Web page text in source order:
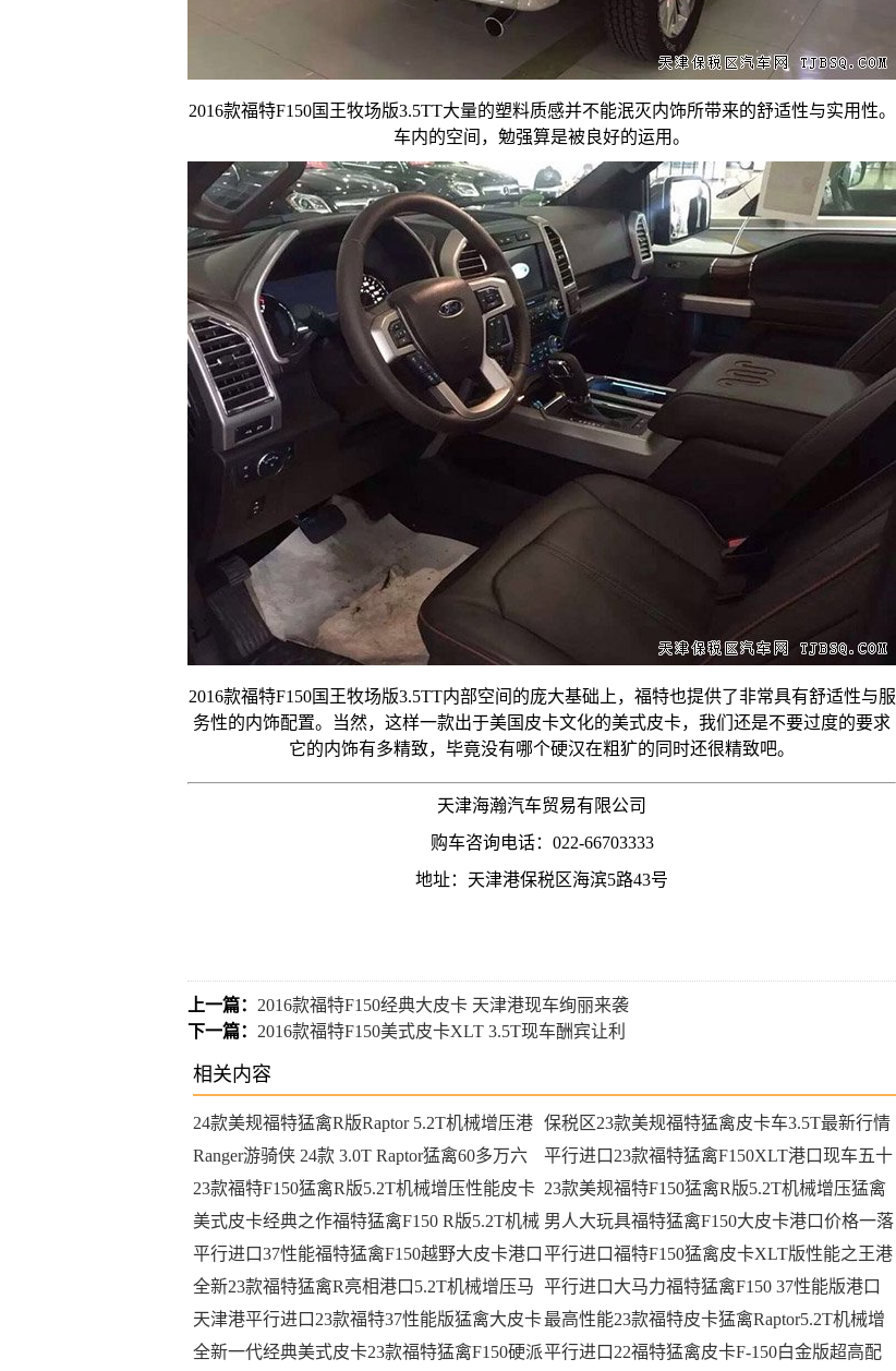
2016款福特F150国王牧场版3.5TT大量的塑料质感并不能泯灭内饰所带来的舒适性与实用性。
车内的空间，勉强算是被良好的运用。
2016款福特F150国王牧场版3.5TT内部空间的庞大基础上，福特也提供了非常具有舒适性与服
务性的内饰配置。当然，这样一款出于美国皮卡文化的美式皮卡，我们还是不要过度的要求
它的内饰有多精致，毕竟没有哪个硬汉在粗犷的同时还很精致吧。
天津海瀚汽车贸易有限公司
购车咨询电话：022-66703333
地址：天津港保税区海滨5路43号
上一篇： 2016款福特F150经典大皮卡 天津港现车绚丽来袭
下一篇： 2016款福特F150美式皮卡XLT 3.5T现车酬宾让利
相关内容
24款美规福特猛禽R版Raptor 5.2T机械增压港
口国六现车
保税区23款美规福特猛禽皮卡车3.5T最新行情
86万什么配置行情
Ranger游骑侠 24款 3.0T Raptor猛禽60多万六
月底交车接受预定
平行进口23款福特猛禽F150XLT港口现车五十
多万入手大皮卡
23款福特F150猛禽R版5.2T机械增压性能皮卡
港口最新行情
23款美规福特F150猛禽R版5.2T机械增压猛禽
系列最高性能港口最新行情
美式皮卡经典之作福特猛禽F150 R版5.2T机械
增压真男人大玩具
男人大玩具福特猛禽F150大皮卡港口价格一落
千丈可分期购车
平行进口37性能福特猛禽F150越野大皮卡港口
最新行情报价可分期
平行进口福特F150猛禽皮卡XLT版性能之王港
口现车可分期购车
全新23款福特猛禽R亮相港口5.2T机械增压马
力超过700匹霸王龙也得仰视
平行进口大马力福特猛禽F150 37性能版港口
价格回归理性最新行情报价
天津港平行进口23款福特37性能版猛禽大皮卡
价格崩盘港口最新行情
最高性能23款福特皮卡猛禽Raptor5.2T机械增
压港口现车全国可分期
全新一代经典美式皮卡23款福特猛禽F150硬派平行进口22福特猛禽皮卡F-150白金版超高配